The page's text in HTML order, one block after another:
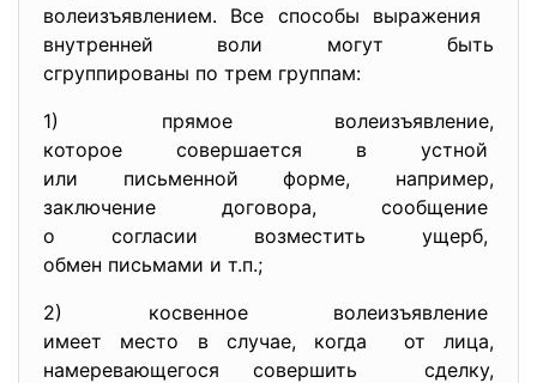
волеизъявлением. Все способы выражения
внутренней воли могут быть
сгруппированы по трем группам:
1) прямое волеизъявление,
которое совершается в устной
или письменной форме, например,
заключение договора, сообщение
о согласии возместить ущерб,
обмен письмами и т.п.;
2) косвенное волеизъявление
имеет место в случае, когда от лица,
намеревающегося совершить сделку,